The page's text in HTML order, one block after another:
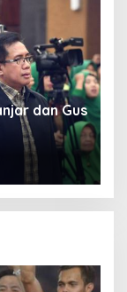
dan Gus